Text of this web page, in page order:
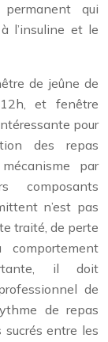
qui
l’insuline et le
de jeûne de
et fenêtre
pour
des repas
par
composants
n’est pas
traité, de perte
il doit
de
de repas
sucrés entre les